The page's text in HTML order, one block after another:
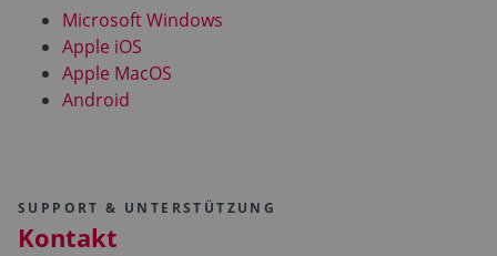
Microsoft Windows
Apple iOS
Apple MacOS
Android
SUPPORT & UNTERSTÜTZUNG
Kontakt